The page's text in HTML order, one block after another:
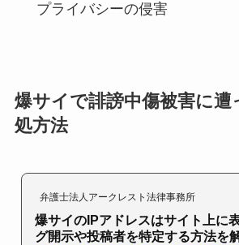
プライバシーの侵害
爆サイで誹謗中傷被害に遭
処方法
弁護士法人アークレスト法律事務所
爆サイのIPアドレスはサイト上に
グ開示や投稿者を特定する方法を